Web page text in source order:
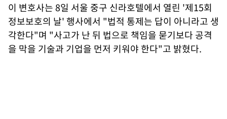
이 변호사는 8일 서울 중구 신라호텔에서 열린 '제15회
정보보호의 날' 행사에서 "법적 통제는 답이 아니라고 생
각한다"며 "사고가 난 뒤 법으로 책임을 묻기보다 공격
을 막을 기술과 기업을 먼저 키워야 한다"고 밝혔다.